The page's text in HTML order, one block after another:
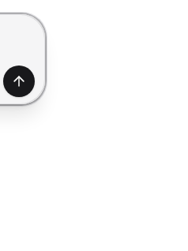
إنشاء